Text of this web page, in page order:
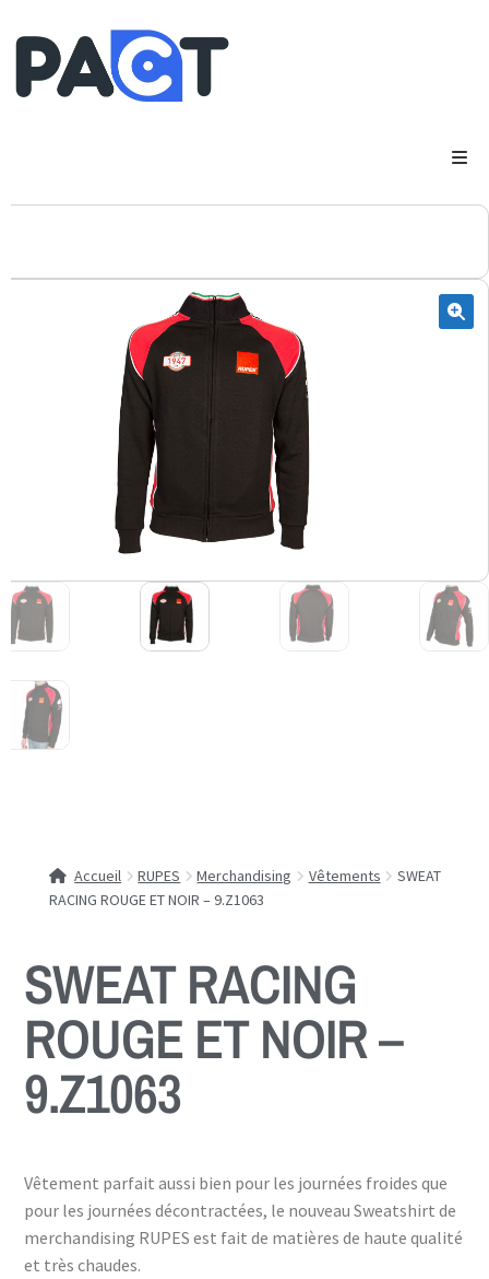
Accueil RUPES Merchandising Vêtements
SWEAT
RACING ROUGE ET NOIR – 9.Z1063
SWEAT RACING
ROUGE ET NOIR –
9.Z1063
Vêtement parfait aussi bien pour les journées froides que
pour les journées décontractées, le nouveau Sweatshirt de
merchandising RUPES est fait de matières de haute qualité
et très chaudes.